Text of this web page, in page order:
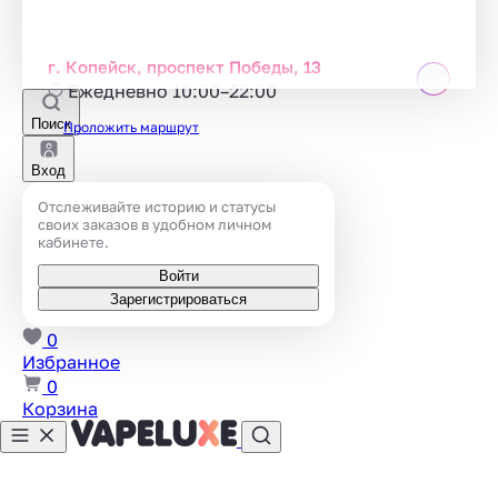
г. Копейск, проспект Победы, 13
Ежедневно 10:00–22:00
Проложить маршрут
Поиск
Вход
Отслеживайте историю и статусы
своих заказов в удобном личном
кабинете.
Войти
Зарегистрироваться
0
Избранное
0
Корзина